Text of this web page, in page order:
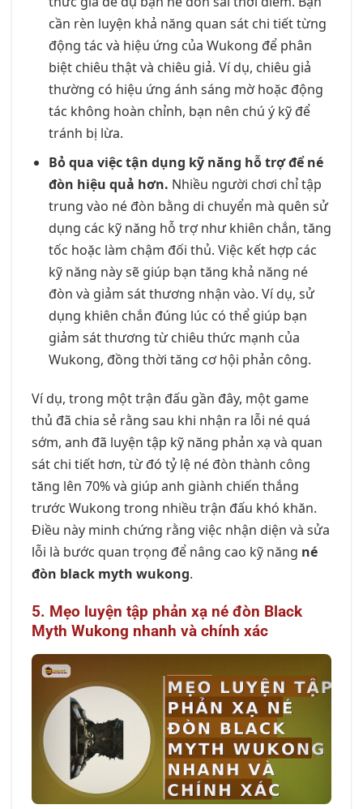
cần rèn luyện khả năng quan sát chi tiết từng
động tác và hiệu ứng của Wukong để phân
biệt chiêu thật và chiêu giả. Ví dụ, chiêu giả
thường có hiệu ứng ánh sáng mờ hoặc động
tác không hoàn chỉnh, bạn nên chú ý kỹ để
tránh bị lừa.
Bỏ qua việc tận dụng kỹ năng hỗ trợ để né
đòn hiệu quả hơn. Nhiều người chơi chỉ tập
trung vào né đòn bằng di chuyển mà quên sử
dụng các kỹ năng hỗ trợ như khiên chắn, tăng
tốc hoặc làm chậm đối thủ. Việc kết hợp các
kỹ năng này sẽ giúp bạn tăng khả năng né
đòn và giảm sát thương nhận vào. Ví dụ, sử
dụng khiên chắn đúng lúc có thể giúp bạn
giảm sát thương từ chiêu thức mạnh của
Wukong, đồng thời tăng cơ hội phản công.
Ví dụ, trong một trận đấu gần đây, một game
thủ đã chia sẻ rằng sau khi nhận ra lỗi né quá
sớm, anh đã luyện tập kỹ năng phản xạ và quan
sát chi tiết hơn, từ đó tỷ lệ né đòn thành công
tăng lên 70% và giúp anh giành chiến thắng
trước Wukong trong nhiều trận đấu khó khăn.
Điều này minh chứng rằng việc nhận diện và sửa
lỗi là bước quan trọng để nâng cao kỹ năng né
đòn black myth wukong.
5. Mẹo luyện tập phản xạ né đòn Black
Myth Wukong nhanh và chính xác